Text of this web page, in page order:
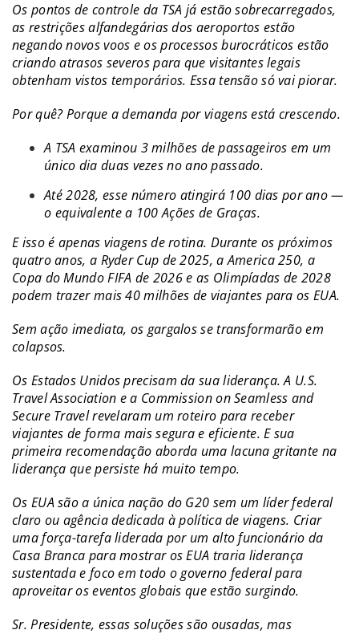
Os pontos de controle da TSA já estão sobrecarregados,
as restrições alfandegárias dos aeroportos estão
negando novos voos e os processos burocráticos estão
criando atrasos severos para que visitantes legais
obtenham vistos temporários. Essa tensão só vai piorar.
Por quê? Porque a demanda por viagens está crescendo.
A TSA examinou 3 milhões de passageiros em um
único dia duas vezes no ano passado.
Até 2028, esse número atingirá 100 dias por ano —
o equivalente a 100 Ações de Graças.
E isso é apenas viagens de rotina. Durante os próximos
quatro anos, a Ryder Cup de 2025, a America 250, a
Copa do Mundo FIFA de 2026 e as Olimpíadas de 2028
podem trazer mais 40 milhões de viajantes para os EUA.
Sem ação imediata, os gargalos se transformarão em
colapsos.
Os Estados Unidos precisam da sua liderança. A U.S.
Travel Association e a Commission on Seamless and
Secure Travel revelaram um roteiro para receber
viajantes de forma mais segura e eficiente. E sua
primeira recomendação aborda uma lacuna gritante na
liderança que persiste há muito tempo.
Os EUA são a única nação do G20 sem um líder federal
claro ou agência dedicada à política de viagens. Criar
uma força-tarefa liderada por um alto funcionário da
Casa Branca para mostrar os EUA traria liderança
sustentada e foco em todo o governo federal para
aproveitar os eventos globais que estão surgindo.
Sr. Presidente, essas soluções são ousadas, mas